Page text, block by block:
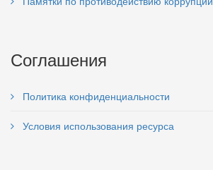
Соглашения
Политика конфиденциальности
Условия использования ресурса